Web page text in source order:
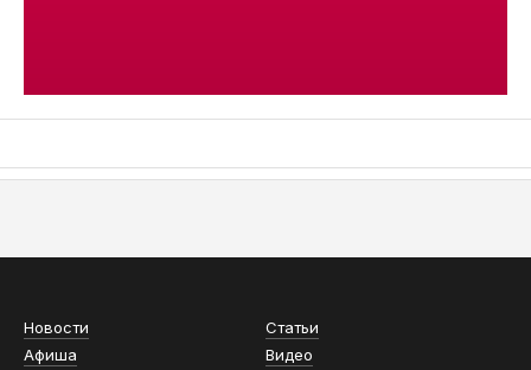
Новости
Статьи
Афиша
Видео